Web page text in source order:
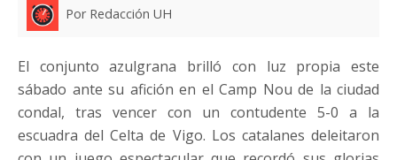
Por Redacción UH
El conjunto azulgrana brilló con luz propia este
sábado ante su afición en el Camp Nou de la ciudad
condal, tras vencer con un contudente 5-0 a la
escuadra del Celta de Vigo. Los catalanes deleitaron